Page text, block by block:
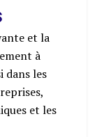
et la
à
dans les
et les